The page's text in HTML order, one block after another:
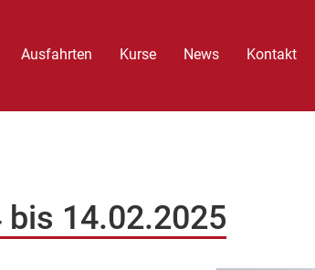
Ausfahrten Kurse News Kontakt
14.02.2025